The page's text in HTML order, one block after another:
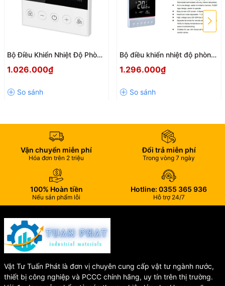
Kiểu điều khiển: ON/OFF (SPST) cho van nước, 3 cấp tốc độ
quạt
Nhiệt độ môi trường hoạt động: 5 ~ 45 °C
Công suất tải quạt: 5A (tải trở), 2A (tải cảm ứng)
Ứng dụng thực tế
Bộ điều khiển Honeywell TFM428KN/U thường được sử dụng cho:
điều hòa trung tâm FCU tại khách sạn, resort
Tòa nhà văn phòng, trung tâm thương mại
Chung cư, căn hộ cao cấp
Nhà máy, khu công nghiệp
Mua Bộ điều khiển FCU
Honeywell TFM428KN/U
Bộ Điều Khiển Nhiệt Độ Phòng
– Điều Khiển Quạt 3 Tốc Độ
VAT)
1.026.000₫
Bộ điều khiển nhiệt độ phòng
1.296.000₫
Vận chuyển miễn phí
Hóa đơn trên 2 triệu
Đổi trả miễn phí
Trong vòng 7 ngày
100% Hoàn tiền
Nếu sản phẩm lỗi
Hotline: 0355 365 936
Hỗ trợ 24/7
Vật Tư Tuấn Phát là đơn vị chuyên cung cấp vật tư ngành nước,
thiết bị công nghiệp và PCCC chính hãng, uy tín trên thị trường.